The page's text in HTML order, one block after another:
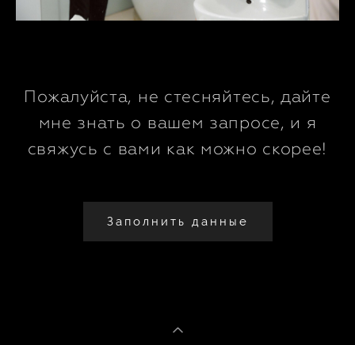
Пожалуйста, не стесняйтесь, дайте
мне знать о вашем запросе, и я
свяжусь с вами как можно скорее!
Заполнить данные